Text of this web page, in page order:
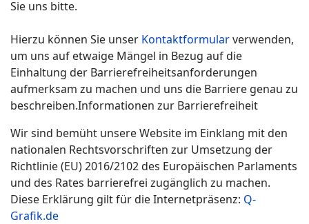
Sie uns bitte.
Hierzu können Sie unser Kontaktformularverwenden,
um uns auf etwaige Mängel in Bezug auf die
Einhaltung der Barrierefreiheitsanforderungen
aufmerksam zu machen und uns die Barriere genau zu
beschreiben.Informationen zur Barrierefreiheit
Wir sind bemüht unsere Website im Einklang mit den
nationalen Rechtsvorschriften zur Umsetzung der
Richtlinie (EU) 2016/2102 des Europäischen Parlaments
und des Rates barrierefrei zugänglich zu machen.
Diese Erklärung gilt für die Internetpräsenz: Q-
Grafik.de